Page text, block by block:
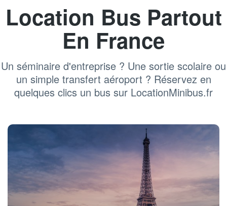
Location Bus Partout
En France
Un séminaire d'entreprise ? Une sortie scolaire ou
un simple transfert aéroport ? Réservez en
quelques clics un bus sur LocationMinibus.fr